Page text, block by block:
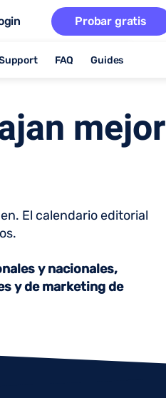
FAQ Guides
Probar gratis
mejor
El calendario editorial
y nacionales,
y de marketing de